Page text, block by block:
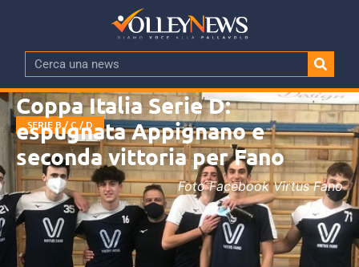
SERIE B / C / D
Coppa Italia Serie D:
espugnata Appignano e
seconda vittoria per Fano
Foto Facebook Virtus Fano